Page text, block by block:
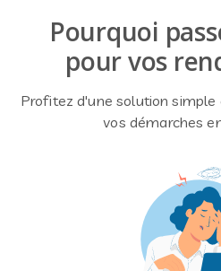
Pourquoi
pour vos
Profitez d'une solution
vos démarches